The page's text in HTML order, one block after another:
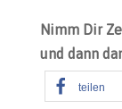
Nimm Dir
und dann
teilen